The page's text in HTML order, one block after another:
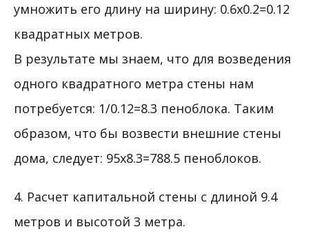
умножить его длину на ширину: 0.6х0.2=0.12
квадратных метров.
В результате мы знаем, что для возведения
одного квадратного метра стены нам
потребуется: 1/0.12=8.3 пеноблока. Таким
образом, что бы возвести внешние стены
дома, следует: 95х8.3=788.5 пеноблоков.
4. Расчет капитальной стены с длиной 9.4
метров и высотой 3 метра.